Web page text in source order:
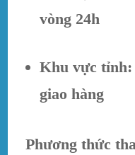
vòng 24h
Khu vực tỉnh:
giao hàng
Phương thức